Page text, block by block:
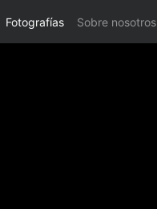
Fotografías Sobre nosotros